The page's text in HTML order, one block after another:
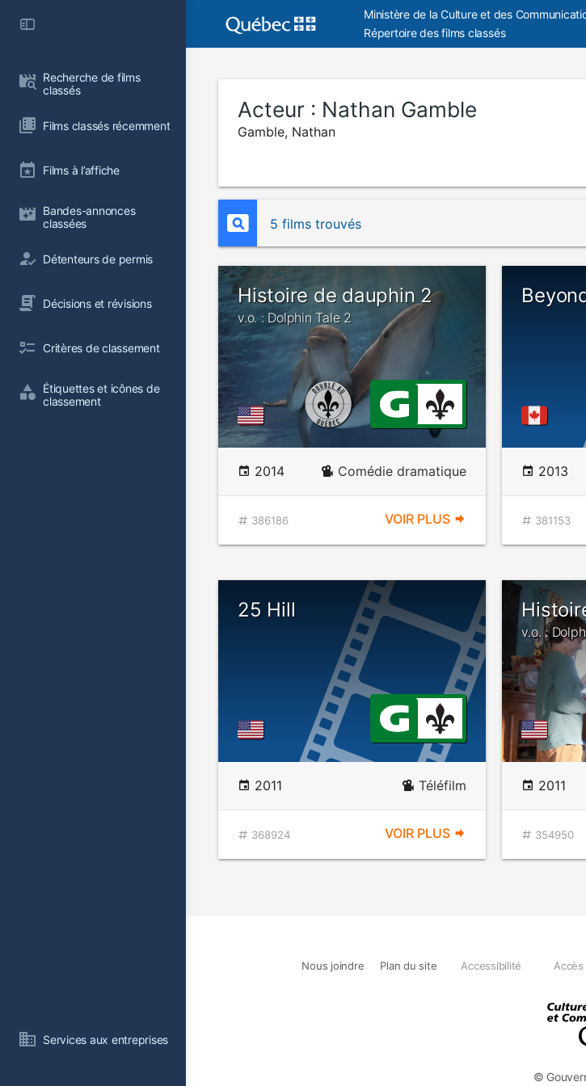
Recherche de films
classés
Films classés récemment
Films à l’affiche
Bandes-annonces
classées
Détenteurs de permis
Décisions et révisions
Critères de classement
Étiquettes et icônes de
classement
Services aux entreprises
Ministère de la Culture et des
Répertoire des films classés
Acteur : Nathan Gamble
Gamble, Nathan
5 films trouvés
Histoire de dauphin 2
v.o. : Dolphin Tale 2
2014 Comédie dramatique
386186 VOIR PLUS
2013
381153
25 Hill
2011 Téléfilm
368924 VOIR PLUS
v.o. :
2011
354950
©
Nous joindre Plan du site Accessibilité